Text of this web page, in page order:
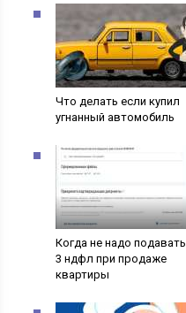
Что делать если купил
угнанный автомобиль
Когда не надо подавать
3 ндфл при продаже
квартиры